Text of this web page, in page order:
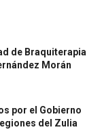
de Braquiterapia
Morán
por el Gobierno
del Zulia